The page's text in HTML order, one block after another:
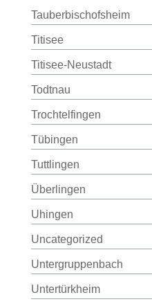
Tauberbischofsheim
Titisee
Titisee-Neustadt
Todtnau
Trochtelfingen
Tübingen
Tuttlingen
Überlingen
Uhingen
Uncategorized
Untergruppenbach
Untertürkheim